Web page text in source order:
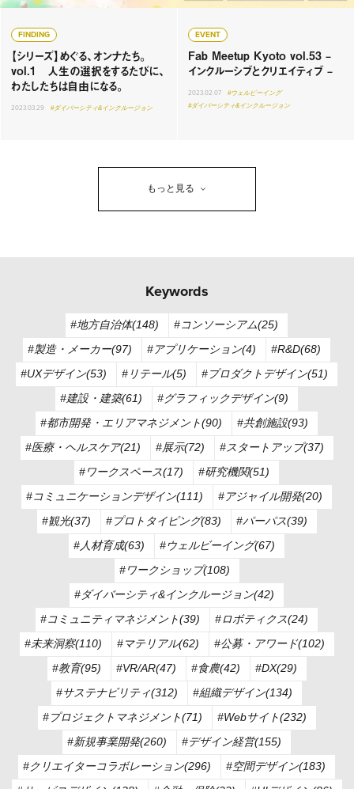
FINDING
【シリーズ】めぐる、オンナたち。
vol.1 人生の選択をするたびに、
わたしたちは自由になる。
2023.03.29 #ダイバーシティ&インクルージョン
EVENT
Fab Meetup Kyoto vol.53 –
インクルーシブとクリエイティブ –
2023.02.07
#ウェルビーイング
#ダイバーシティ&インクルージョン
もっと見る
Keywords
#地方自治体(148)
#コンソーシアム(25)
#製造・メーカー(97)
#アプリケーション(4)
#R&D(68)
#UXデザイン(53)
#リテール(5)
#プロダクトデザイン(51)
#建設・建築(61)
#グラフィックデザイン(9)
#都市開発・エリアマネジメント(90)
#共創施設(93)
#医療・ヘルスケア(21)
#展示(72)
#スタートアップ(37)
#ワークスペース(17)
#研究機関(51)
#コミュニケーションデザイン(111)
#アジャイル開発(20)
#観光(37)
#プロトタイピング(83)
#パーパス(39)
#人材育成(63)
#ウェルビーイング(67)
#ワークショップ(108)
#ダイバーシティ&インクルージョン(42)
#コミュニティマネジメント(39)
#ロボティクス(24)
#未来洞察(110)
#マテリアル(62)
#公募・アワード(102)
#教育(95)
#VR/AR(47) #食農(42)
#DX(29)
#サステナビリティ(312)
#組織デザイン(134)
#プロジェクトマネジメント(71)
#Webサイト(232)
#新規事業開発(260)
#デザイン経営(155)
#クリエイターコラボレーション(296)
#空間デザイン(183)